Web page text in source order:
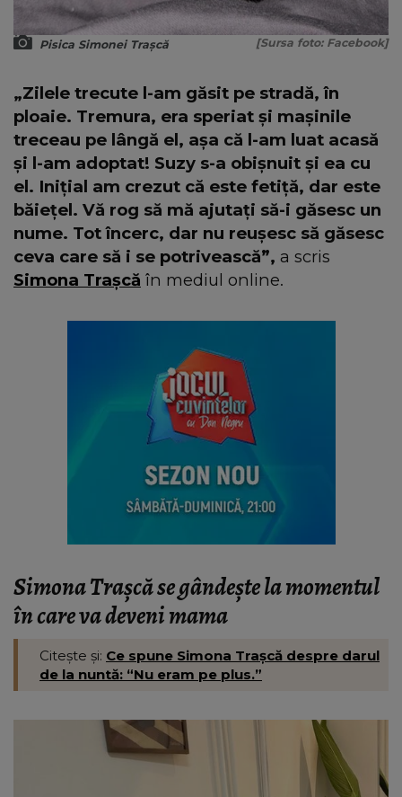
Pisica Simonei Trașcă [Sursa foto: Facebook]
„Zilele trecute l-am găsit pe stradă, în
ploaie. Tremura, era speriat și mașinile
treceau pe lângă el, așa că l-am luat acasă
și l-am adoptat! Suzy s-a obișnuit și ea cu
el. Inițial am crezut că este fetiță, dar este
băiețel. Vă rog să mă ajutați să-i găsesc un
nume. Tot încerc, dar nu reușesc să găsesc
ceva care să i se potrivească”, a scris
Simona Trașcă în mediul online.
Simona Trașcă se gândește la momentul
în care va deveni mama
Citește și: Ce spune Simona Trașcă despre darul
de la nuntă: “Nu eram pe plus.”